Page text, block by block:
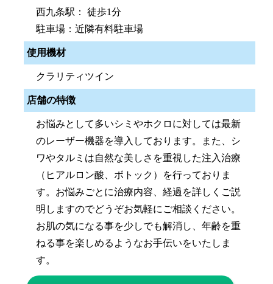
西九条駅： 徒歩1分
駐車場：近隣有料駐車場
使用機材
クラリティツイン
店舗の特徴
お悩みとして多いシミやホクロに対しては最新
のレーザー機器を導入しております。また、シ
ワやタルミは自然な美しさを重視した注入治療
（ヒアルロン酸、ボトック）を行っておりま
す。お悩みごとに治療内容、経過を詳しくご説
明しますのでどうぞお気軽にご相談ください。
お肌の気になる事を少しでも解消し、年齢を重
ねる事を楽しめるようなお手伝いをいたしま
す。